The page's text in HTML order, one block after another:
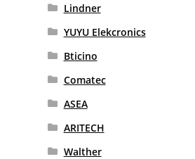
Lindner
YUYU Elekcronics
Bticino
Comatec
ASEA
ARITECH
Walther